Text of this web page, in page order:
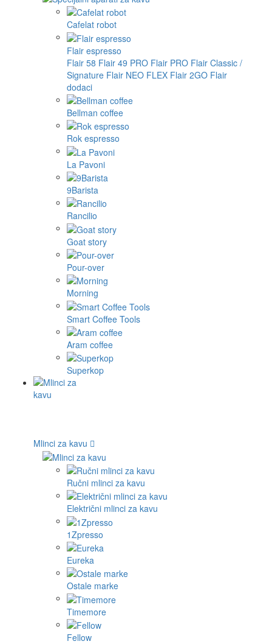
Cafelat robot
Flair espresso
Flair 58 Flair 49 PRO Flair PRO Flair Classic /
Signature Flair NEO FLEX Flair 2GO Flair
dodaci
Bellman coffee
Rok espresso
La Pavoni
9Barista
Rancilio
Goat story
Pour-over
Morning
Smart Coffee Tools
Aram coffee
Superkop
Mlinci za kavu
Ručni mlinci za kavu
Električni mlinci za kavu
1Zpresso
Eureka
Ostale marke
Timemore
Fellow